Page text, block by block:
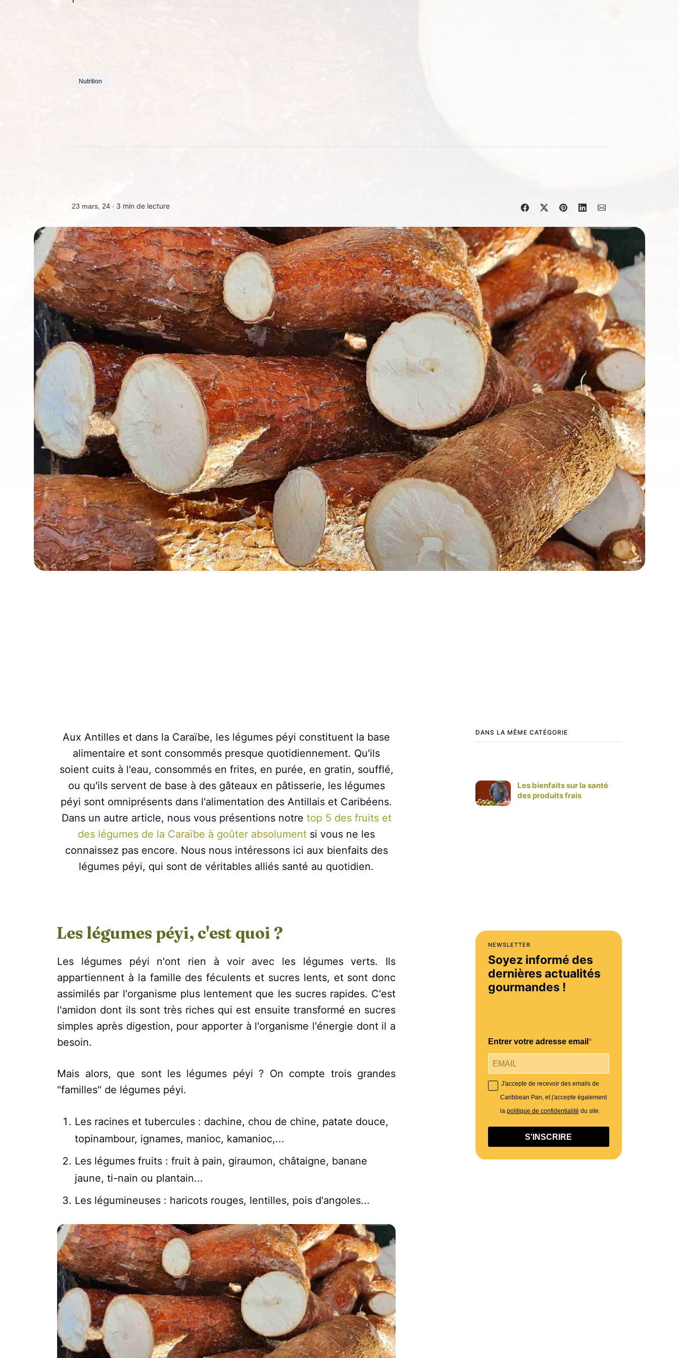
Nutrition
23 mars, 24 ∙ 3 min de lecture
DANS LA MÊME CATÉGORIE
Les bienfaits sur la santé
des produits frais
NEWSLETTER
Soyez informé des
dernières actualités
gourmandes !
Entrer votre adresse email
J'accepte de recevoir des emails de
Caribbean Pan, et j'accepte également
la politique de confidentialité du site.
S'INSCRIRE
Aux Antilles et dans la Caraïbe, les légumes péyi constituent la base
alimentaire et sont consommés presque quotidiennement. Qu'ils
soient cuits à l'eau, consommés en frites, en purée, en gratin, soufflé,
ou qu'ils servent de base à des gâteaux en pâtisserie, les légumes
péyi sont omniprésents dans l'alimentation des Antillais et Caribéens.
Dans un autre article, nous vous présentions notre top 5 des fruits et
des légumes de la Caraïbe à goûter absolument si vous ne les
connaissez pas encore. Nous nous intéressons ici aux bienfaits des
légumes péyi, qui sont de véritables alliés santé au quotidien.
Les légumes péyi, c'est quoi ?
Les légumes péyi n'ont rien à voir avec les légumes verts. Ils
appartiennent à la famille des féculents et sucres lents, et sont donc
assimilés par l'organisme plus lentement que les sucres rapides. C'est
l'amidon dont ils sont très riches qui est ensuite transformé en sucres
simples après digestion, pour apporter à l'organisme l'énergie dont il a
besoin.
Mais alors, que sont les légumes péyi ? On compte trois grandes
"familles" de légumes péyi.
Les racines et tubercules : dachine, chou de chine, patate douce,
topinambour, ignames, manioc, kamanioc,...
Les légumes fruits : fruit à pain, giraumon, châtaigne, banane
jaune, ti-nain ou plantain...
Les légumineuses : haricots rouges, lentilles, pois d'angoles...